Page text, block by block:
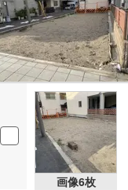
画像6枚